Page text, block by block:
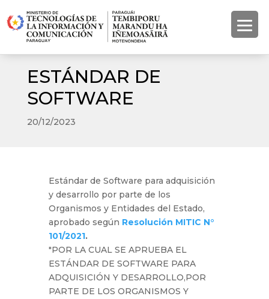
ESTÁNDAR DE
SOFTWARE
20/12/2023
Estándar de Software para adquisición
y desarrollo por parte de los
Organismos y Entidades del Estado,
aprobado según Resolución MITIC N°
101/2021.
"POR LA CUAL SE APRUEBA EL
ESTÁNDAR DE SOFTWARE PARA
ADQUISICIÓN Y DESARROLLO,POR
PARTE DE LOS ORGANISMOS Y